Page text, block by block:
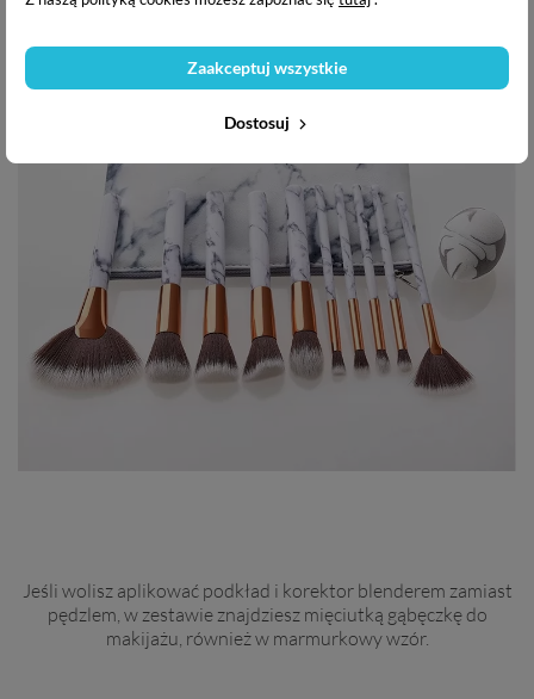
Dostosuj
Zaakceptuj wszystkie
blendowania cieni.
Jeśli wolisz aplikować podkład i korektor blenderem zamiast
pędzlem, w zestawie znajdziesz mięciutką gąbęczkę do
makijażu, również w marmurkowy wzór.